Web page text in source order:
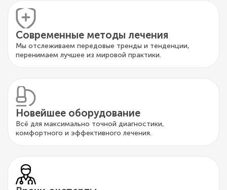
Современные методы лечения
Мы отслеживаем передовые тренды и тенденции,
перенимаем лучшее из мировой практики.
Новейшее оборудование
Всё для максимально точной диагностики,
комфортного и эффективного лечения.